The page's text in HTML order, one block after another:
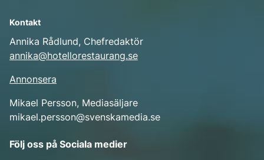
Kontakt
Annika Rådlund, Chefredaktör
annika@hotellorestaurang.se
Annonsera
Mikael Persson, Mediasäljare
mikael.persson@svenskamedia.se
Följ oss på Sociala medier